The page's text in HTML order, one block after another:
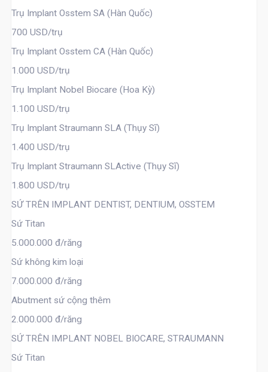
Trụ Implant Osstem SA (Hàn Quốc)
700 USD/trụ
Trụ Implant Osstem CA (Hàn Quốc)
1.000 USD/trụ
Trụ Implant Nobel Biocare (Hoa Kỳ)
1.100 USD/trụ
Trụ Implant Straumann SLA (Thụy Sĩ)
1.400 USD/trụ
Trụ Implant Straumann SLActive (Thụy Sĩ)
1.800 USD/trụ
SỨ TRÊN IMPLANT DENTIST, DENTIUM, OSSTEM
Sứ Titan
5.000.000 đ/răng
Sứ không kim loại
7.000.000 đ/răng
Abutment sứ cộng thêm
2.000.000 đ/răng
SỨ TRÊN IMPLANT NOBEL BIOCARE, STRAUMANN
Sứ Titan